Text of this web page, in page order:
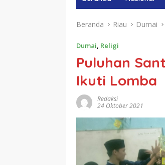
Beranda Riau Dumai
Dumai, Religi
Puluhan
Ikuti Lomba
Redaksi
24 Oktober 2021